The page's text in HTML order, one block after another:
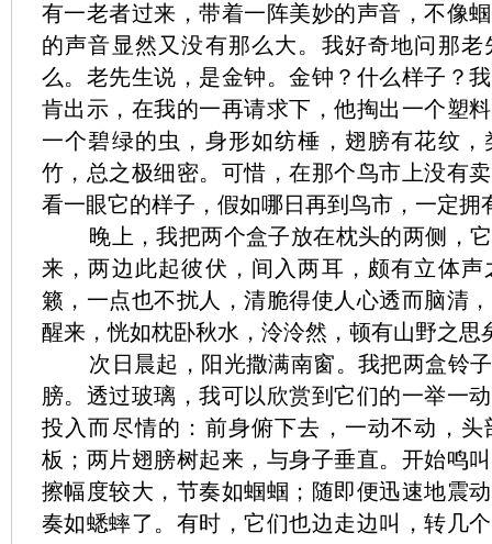
有一老者过来，带着一阵美妙的声音，不像
的声音显然又没有那么大。我好奇地问那
么。老先生说，是金钟。金钟？什么样子？
肯出示，在我的一再请求下，他掏出一个塑
一个碧绿的虫，身形如纺棰，翅膀有花纹
竹，总之极细密。可惜，在那个鸟市上没有
看一眼它的样子，假如哪日再到鸟市，一定拥
晚上，我把两个盒子放在枕头的两侧，
来，两边此起彼伏，间入两耳，颇有立体
籁，一点也不扰人，清脆得使人心透而脑清
醒来，恍如枕卧秋水，泠泠然，顿有山野之思
次日晨起，阳光撒满南窗。我把两盒铃
膀。透过玻璃，我可以欣赏到它们的一举一
投入而尽情的：前身俯下去，一动不动，
板；两片翅膀树起来，与身子垂直。开始鸣
擦幅度较大，节奏如蝈蝈；随即便迅速地震
奏如蟋蟀了。有时，它们也边走边叫，转几